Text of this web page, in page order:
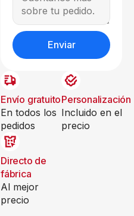
Enviar
Envío gratuito
En todos los
pedidos
Personalización
Incluido en el
precio
Directo de
fábrica
Al mejor
precio